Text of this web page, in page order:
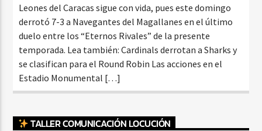
Leones del Caracas sigue con vida, pues este domingo
derrotó 7-3 a Navegantes del Magallanes en el último
duelo entre los “Eternos Rivales” de la presente
temporada. Lea también: Cardinals derrotan a Sharks y
se clasifican para el Round Robin Las acciones en el
Estadio Monumental […]
TALLER COMUNICACIÓN LOCUCIÓN